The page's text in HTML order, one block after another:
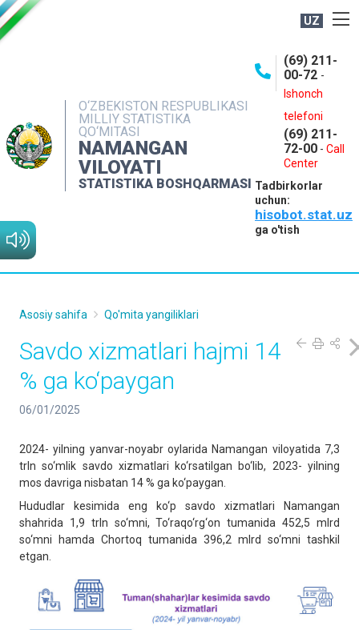
UZ
O‘ZBEKISTON RESPUBLIKASI
MILLIY STATISTIKA
QO‘MITASI
NAMANGAN
VILOYATI
STATISTIKA BOSHQARMASI
(69) 211-
00-72 -
Ishonch
telefoni
(69) 211-
72-00 - Call
Center
Tadbirkorlar
uchun:
hisobot.stat.uz
ga o'tish
NASHRLAR
INTERAKTIV XIZMATLAR
MATBUOT XIZMATI
MUROJAATLAR
Asosiy sahifa Qo'mita yangiliklari
Savdo xizmatlari hajmi 14
% ga ko‘paygan
06/01/2025
2024- yilning yanvar-noyabr oylarida Namangan viloyatida 7,3
trln so‘mlik savdo xizmatlari ko‘rsatilgan bo‘lib, 2023- yilning
mos davriga nisbatan 14 % ga ko‘paygan.
Hududlar kesimida eng ko‘p savdo xizmatlari Namangan
shahrida 1,9 trln so‘mni, To‘raqo‘rg‘on tumanida 452,5 mlrd
so‘mni hamda Chortoq tumanida 396,2 mlrd so‘mni tashkil
etgan.